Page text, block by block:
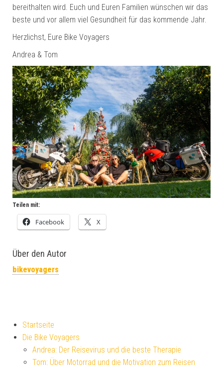
bereithalten wird. Euch und Euren Familien wünschen wir das
beste und vor allem viel Gesundheit für das kommende Jahr.
Herzlichst, Eure Bike Voyagers
Andrea & Tom
Teilen mit:
Facebook X
Über den Autor
bikevoyagers
Startseite
Die Bike Voyagers
Andrea: Der Reisevirus und die beste Therapie
Tom: Über Motorrad und die Motivation zum Reisen